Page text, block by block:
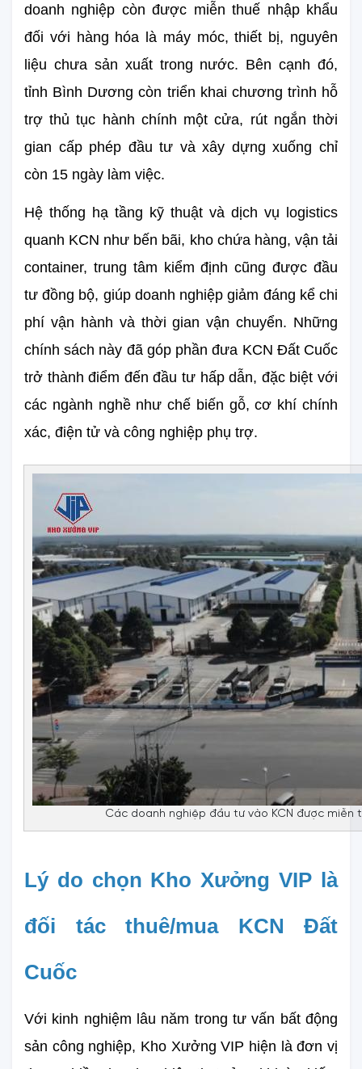
doanh nghiệp còn được miễn thuế nhập khẩu
đối với hàng hóa là máy móc, thiết bị, nguyên
liệu chưa sản xuất trong nước. Bên cạnh đó,
tỉnh Bình Dương còn triển khai chương trình hỗ
trợ thủ tục hành chính một cửa, rút ngắn thời
gian cấp phép đầu tư và xây dựng xuống chỉ
còn 15 ngày làm việc.
Hệ thống hạ tầng kỹ thuật và dịch vụ logistics
quanh KCN như bến bãi, kho chứa hàng, vận tải
container, trung tâm kiểm định cũng được đầu
tư đồng bộ, giúp doanh nghiệp giảm đáng kể chi
phí vận hành và thời gian vận chuyển. Những
chính sách này đã góp phần đưa KCN Đất Cuốc
trở thành điểm đến đầu tư hấp dẫn, đặc biệt với
các ngành nghề như chế biến gỗ, cơ khí chính
xác, điện tử và công nghiệp phụ trợ.
Các doanh nghiệp đầu tư vào KCN được
Lý do chọn Kho Xưởng VIP là
đối tác thuê/mua KCN Đất
Cuốc
Với kinh nghiệm lâu năm trong tư vấn bất động
sản công nghiệp, Kho Xưởng VIP hiện là đơn vị